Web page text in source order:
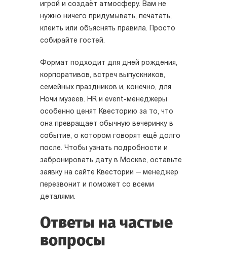
игрой и создаёт атмосферу. Вам не
нужно ничего придумывать, печатать,
клеить или объяснять правила. Просто
собирайте гостей.
Формат подходит для дней рождения,
корпоративов, встреч выпускников,
семейных праздников и, конечно, для
Ночи музеев. HR и event-менеджеры
особенно ценят Квесторию за то, что
она превращает обычную вечеринку в
событие, о котором говорят ещё долго
после. Чтобы узнать подробности и
забронировать дату в Москве, оставьте
заявку на сайте Квестории — менеджер
перезвонит и поможет со всеми
деталями.
Ответы на частые
вопросы